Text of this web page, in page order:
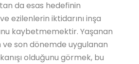
da esas hedefinin
ezilenlerin iktidarını inşa
kaybetmemektir. Yaşanan
son dönemde uygulanan
olduğunu görmek, bu